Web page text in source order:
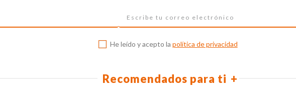
He leído y acepto la política de privacidad
Recomendados para ti